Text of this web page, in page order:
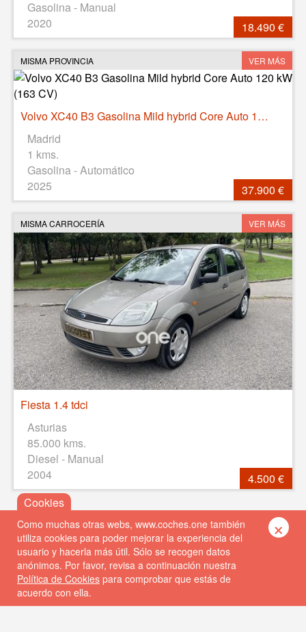
Gasolina - Manual
2020
18.490 €
MISMA PROVINCIA VER MÁS
Volvo XC40 B3 Gasolina Mild hybrid Core Auto 120 kW (163 CV)
Madrid
1 kms.
Gasolina - Automático
2025
37.900 €
MISMA CARROCERÍA VER MÁS
Fiesta 1.4 tdci
Asturias
85.000 kms.
Diesel - Manual
2004
4.500 €
Como muchas otras webs, www.coches.one también
utiliza cookies para poder mejorar la experiencia del
usuario y hacerla más útil. Sólo se recogen datos
anónimos. Por favor, revisa a continuación nuestra
Política de Cookies para comprobar que estás de
acuerdo con ella.
×